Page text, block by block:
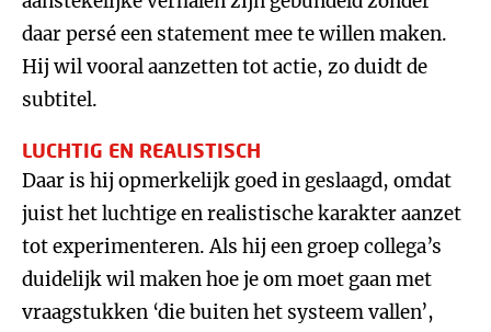
daar persé een statement mee te willen maken.
Hij wil vooral aanzetten tot actie, zo duidt de
subtitel.
LUCHTIG EN REALISTISCH
Daar is hij opmerkelijk goed in geslaagd, omdat
juist het luchtige en realistische karakter aanzet
tot experimenteren. Als hij een groep collega’s
duidelijk wil maken hoe je om moet gaan met
vraagstukken ‘die buiten het systeem vallen’,